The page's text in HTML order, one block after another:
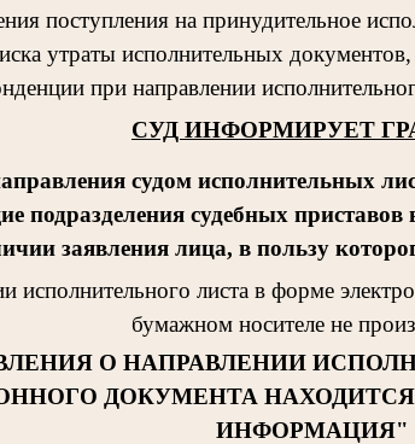
поступления на принудительное
утраты исполнительных
при направлении
СУД ИНФОРМИРУЕТ
судом исполнительных
подразделения судебных
заявления лица, в пользу
исполнительного листа в форме
бумажном носителе не
О НАПРАВЛЕНИИ
ДОКУМЕНТА
ИНФОРМАЦИЯ"